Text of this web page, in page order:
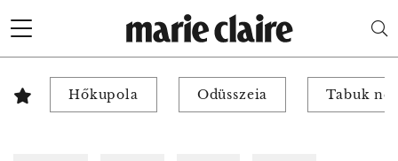
Hőkupola Odüsszeia Tabuk